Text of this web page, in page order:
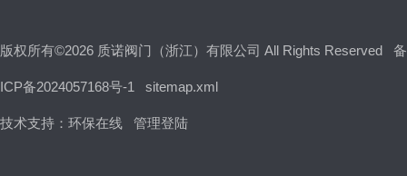
版权所有©2026 质诺阀门（浙江）有限公司 All Rights Reserved
ICP备2024057168号-1 sitemap.xml
技术支持： 环保在线 管理登陆